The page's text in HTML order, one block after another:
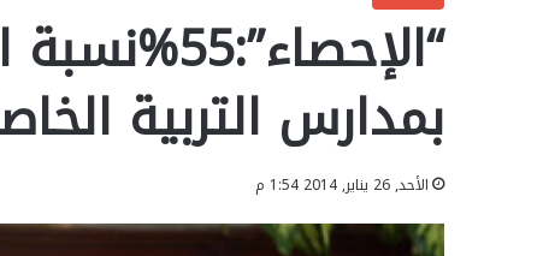
بمدارس التربية الخاصة
الأحد, 26 يناير, 2014 1:54 م